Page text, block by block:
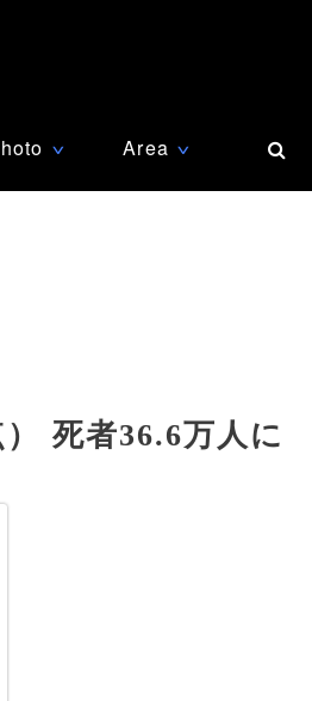
∨ Area ∨
死者36.6万人に